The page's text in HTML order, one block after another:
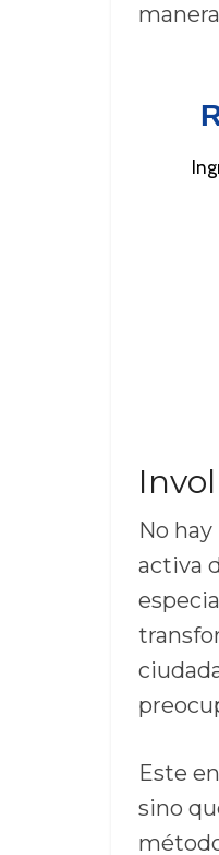
No
activa
Este
sino